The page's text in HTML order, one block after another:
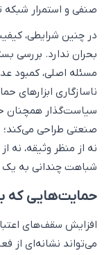
صنفی و استمرار شبکه
در چنین شرایطی،
بحران ندارد. بررسی
مسئله اصلی، کمبود
ناسازگاری ابزارهای
سیاست‌گذار همچنان
صنعتی طراحی می‌کند؛
نه از منظر وثیقه، نه
شباهت چندانی به یک
حمایت‌هایی که
افزایش سقف‌های
می‌تواند نشانه‌ای از